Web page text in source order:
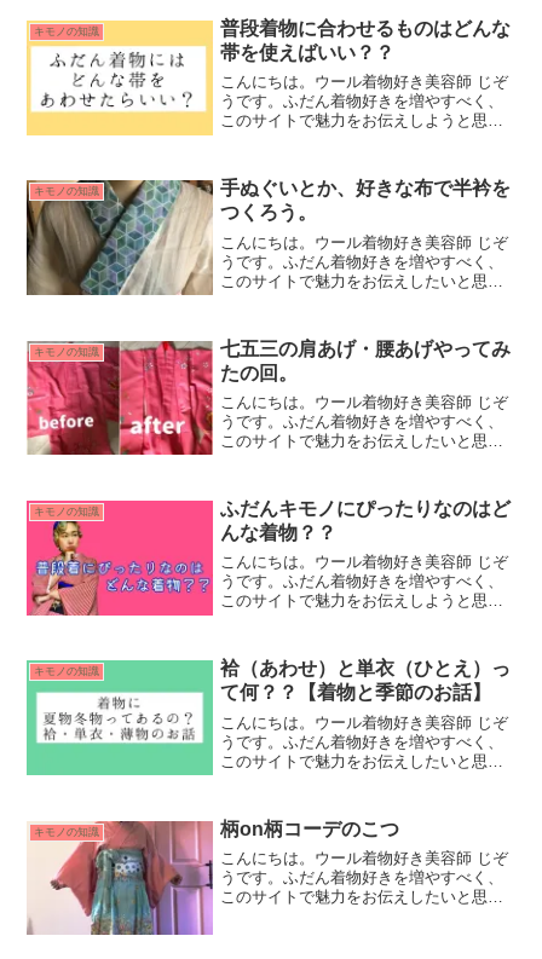
キモノの知識
普段着物に合わせるものはどんな
帯を使えばいい？？
こんにちは。ウール着物好き美容師 じぞ
うです。ふだん着物好きを増やすべく、
このサイトで魅力をお伝えしようと思っ
時、帯はどんなものを使えばいいの？あ
んまり難しく考える必要は...
キモノの知識
手ぬぐいとか、好きな布で半衿を
つくろう。
こんにちは。ウール着物好き美容師 じぞ
うです。ふだん着物好きを増やすべく、
このサイトで魅力をお伝えしたいと思っ
周りなのでかなり印象を左右します。ち
なみに、半衿ってコレの...
キモノの知識
七五三の肩あげ・腰あげやってみ
たの回。
こんにちは。ウール着物好き美容師 じぞ
うです。ふだん着物好きを増やすべく、
このサイトで魅力をお伝えしたいと思っ
から七五三の着付けとヘアメイクの依頼
があったので 、せっ...
キモノの知識
ふだんキモノにぴったりなのはど
んな着物？？
こんにちは。ウール着物好き美容師 じぞ
うです。ふだん着物好きを増やすべく、
このサイトで魅力をお伝えしようと思っ
あります。TPOみたいなものです。ふだ
ん無意識で選んでると...
キモノの知識
袷（あわせ）と単衣（ひとえ）っ
て何？？【着物と季節のお話】
こんにちは。ウール着物好き美容師 じぞ
うです。ふだん着物好きを増やすべく、
このサイトで魅力をお伝えしたいと思っ
物それぞれありますよね。当たり前に普
段着てるから、素材や袖の...
キモノの知識 柄on柄コーデのこつ
こんにちは。ウール着物好き美容師 じぞ
うです。ふだん着物好きを増やすべく、
このサイトで魅力をお伝えしたいと思っ